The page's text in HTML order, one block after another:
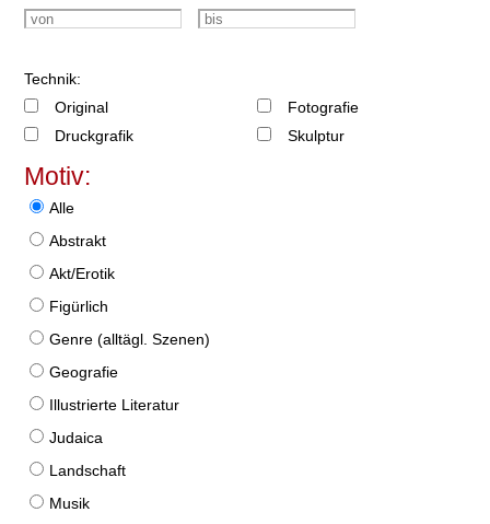
Technik:
Original
Druckgrafik
Fotografie
Skulptur
Motiv:
Alle
Abstrakt
Akt/Erotik
Figürlich
Genre (alltägl. Szenen)
Geografie
Illustrierte Literatur
Judaica
Landschaft
Musik